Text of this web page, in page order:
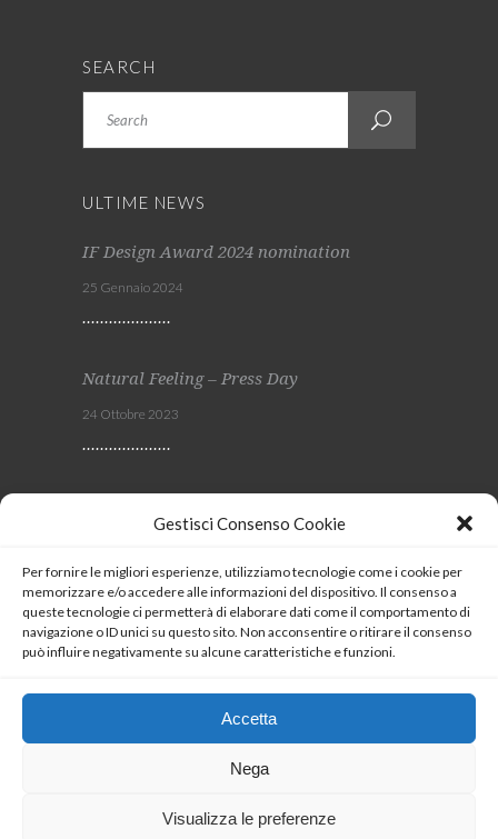
Gestisci Consenso Cookie
Per fornire le migliori esperienze, utilizziamo tecnologie come i cookie per
memorizzare e/o accedere alle informazioni del dispositivo. Il consenso a
queste tecnologie ci permetterà di elaborare dati come il comportamento di
navigazione o ID unici su questo sito. Non acconsentire o ritirare il consenso
può influire negativamente su alcune caratteristiche e funzioni.
Accetta
Nega
Visualizza le preferenze
SEARCH
ULTIME NEWS
IF Design Award 2024 nomination
25 Gennaio 2024
Natural Feeling – Press Day
24 Ottobre 2023
SEGUICI
Coockie Policy